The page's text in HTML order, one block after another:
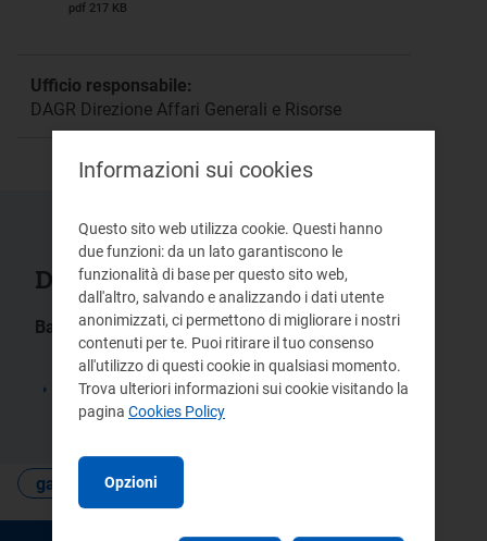
pdf 217 KB
Ufficio responsabile:
DAGR Direzione Affari Generali e Risorse
Documenti collegati
Bandi gara:
Fornitura annuale di carta (riciclata e
non riciclata) per fotocopiatrici e
stampanti degli Uffici di Milano e di
Roma dell’Autorità
gare e contratti
Informazioni sui cookies
Questo sito web utilizza cookie. Questi hanno
due funzioni: da un lato garantiscono le
funzionalità di base per questo sito web,
dall'altro, salvando e analizzando i dati utente
anonimizzati, ci permettono di migliorare i nostri
contenuti per te. Puoi ritirare il tuo consenso
all'utilizzo di questi cookie in qualsiasi momento.
Trova ulteriori informazioni sui cookie visitando la
pagina Cookies Policy
Opzioni